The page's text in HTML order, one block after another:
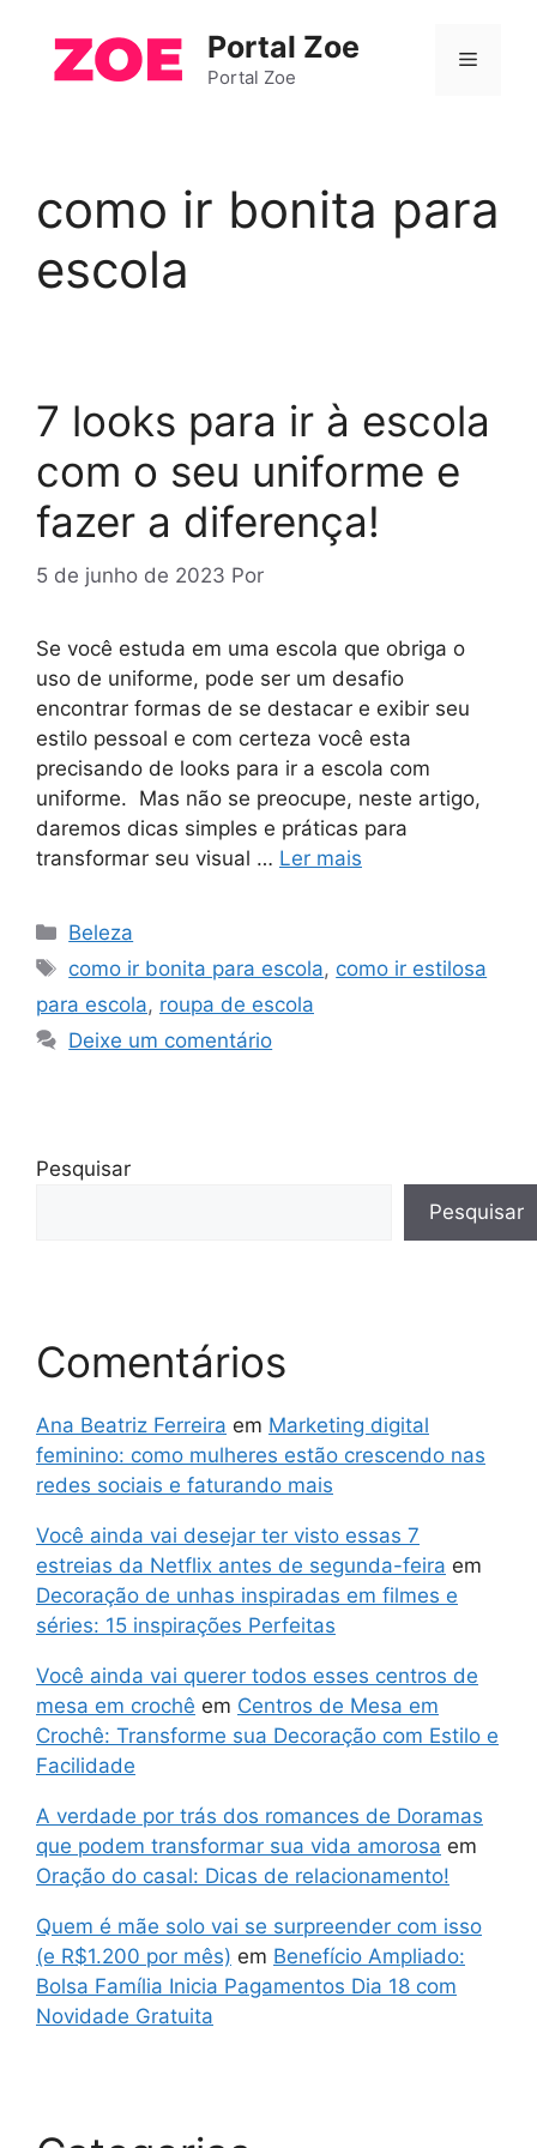
Portal Zoe
Portal Zoe
Menu
como ir bonita para
escola
7 looks para ir à escola
com o seu uniforme e
fazer a diferença!
5 de junho de 2023 Por
Se você estuda em uma escola que obriga o
uso de uniforme, pode ser um desafio
encontrar formas de se destacar e exibir seu
estilo pessoal e com certeza você esta
precisando de looks para ir a escola com
uniforme. Mas não se preocupe, neste artigo,
daremos dicas simples e práticas para
transformar seu visual … Ler mais
Categorias
Beleza
Tags
como ir bonita para escola, como ir estilosa
para escola, roupa de escola
Deixe um comentário
Pesquisar
Pesquisar
Comentários
Ana Beatriz Ferreira em Marketing digital
feminino: como mulheres estão crescendo nas
redes sociais e faturando mais
Você ainda vai desejar ter visto essas 7
estreias da Netflix antes de segunda-feira em
Decoração de unhas inspiradas em filmes e
séries: 15 inspirações Perfeitas
Você ainda vai querer todos esses centros de
mesa em crochê em Centros de Mesa em
Crochê: Transforme sua Decoração com Estilo e
Facilidade
A verdade por trás dos romances de Doramas
que podem transformar sua vida amorosa em
Oração do casal: Dicas de relacionamento!
Quem é mãe solo vai se surpreender com isso
(e R$1.200 por mês) em Benefício Ampliado:
Bolsa Família Inicia Pagamentos Dia 18 com
Novidade Gratuita